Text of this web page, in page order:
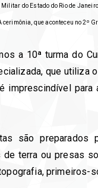
Militar do Estado do Rio de
que aconteceu no 2º
a 10ª turma do
que utiliza
imprescindível para
são preparados
de terra ou presas
primeiros-